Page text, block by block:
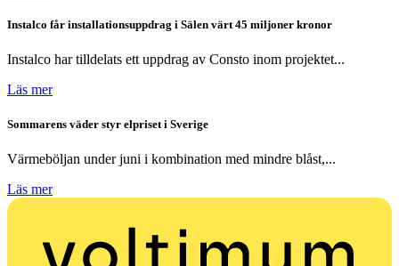
Instalco får installationsuppdrag i Sälen värt 45 miljoner kronor
Instalco har tilldelats ett uppdrag av Consto inom projektet...
Läs mer
Sommarens väder styr elpriset i Sverige
Värmeböljan under juni i kombination med mindre blåst,...
Läs mer